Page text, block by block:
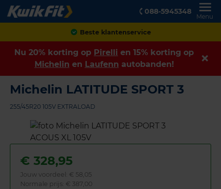
088-5945348
Menu
Achteraf betalen
Nu 20% korting op Pirelli en 15% korting op
Michelin en Laufenn autobanden!
Michelin LATITUDE SPORT 3
255/45R20 105V EXTRALOAD
€ 328,95
Jouw voordeel: € 58,05
Normale prijs: € 387,00